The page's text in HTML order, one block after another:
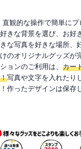
観的な操作で簡単に
きな背景を選び、お好
な写真を好きな場所、
のオリジナルグッズが
ョンのご利用は、 カー
写真や文字を入れたり
作ったデザインは保存